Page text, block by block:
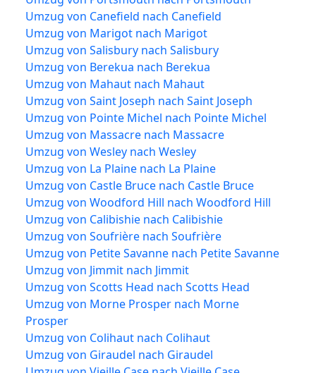
Umzug von Canefield nach Canefield
Umzug von Marigot nach Marigot
Umzug von Salisbury nach Salisbury
Umzug von Berekua nach Berekua
Umzug von Mahaut nach Mahaut
Umzug von Saint Joseph nach Saint Joseph
Umzug von Pointe Michel nach Pointe Michel
Umzug von Massacre nach Massacre
Umzug von Wesley nach Wesley
Umzug von La Plaine nach La Plaine
Umzug von Castle Bruce nach Castle Bruce
Umzug von Woodford Hill nach Woodford Hill
Umzug von Calibishie nach Calibishie
Umzug von Soufrière nach Soufrière
Umzug von Petite Savanne nach Petite Savanne
Umzug von Jimmit nach Jimmit
Umzug von Scotts Head nach Scotts Head
Umzug von Morne Prosper nach Morne
Prosper
Umzug von Colihaut nach Colihaut
Umzug von Giraudel nach Giraudel